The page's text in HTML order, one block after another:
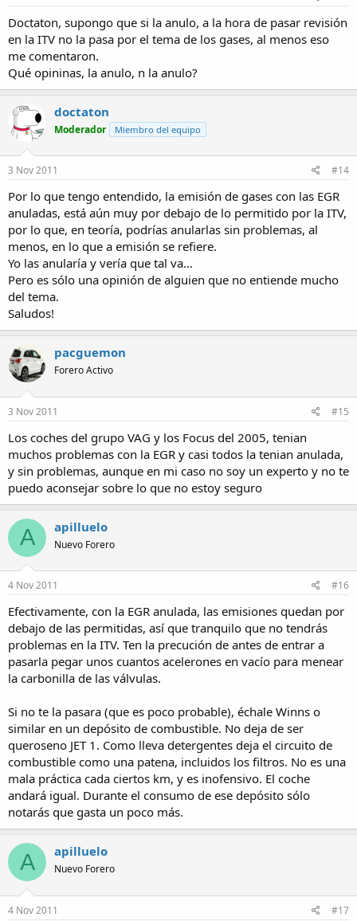
Doctaton, supongo que si la anulo, a la hora de pasar revisión
en la ITV no la pasa por el tema de los gases, al menos eso
me comentaron.
Qué opininas, la anulo, n la anulo?
doctaton
Moderador Miembro del equipo
3 Nov 2011 #14
Por lo que tengo entendido, la emisión de gases con las EGR
anuladas, está aún muy por debajo de lo permitido por la ITV,
por lo que, en teoría, podrías anularlas sin problemas, al
menos, en lo que a emisión se refiere.
Yo las anularía y vería que tal va...
Pero es sólo una opinión de alguien que no entiende mucho
del tema.
Saludos!
pacguemon
Forero Activo
3 Nov 2011 #15
Los coches del grupo VAG y los Focus del 2005, tenian
muchos problemas con la EGR y casi todos la tenian anulada,
y sin problemas, aunque en mi caso no soy un experto y no te
puedo aconsejar sobre lo que no estoy seguro
A apilluelo
Nuevo Forero
4 Nov 2011 #16
Efectivamente, con la EGR anulada, las emisiones quedan por
debajo de las permitidas, así que tranquilo que no tendrás
problemas en la ITV. Ten la precución de antes de entrar a
pasarla pegar unos cuantos acelerones en vacío para menear
la carbonilla de las válvulas.
Si no te la pasara (que es poco probable), échale Winns o
similar en un depósito de combustible. No deja de ser
queroseno JET 1. Como lleva detergentes deja el circuito de
combustible como una patena, incluidos los filtros. No es una
mala práctica cada ciertos km, y es inofensivo. El coche
andará igual. Durante el consumo de ese depósito sólo
notarás que gasta un poco más.
A apilluelo
Nuevo Forero
4 Nov 2011 #17